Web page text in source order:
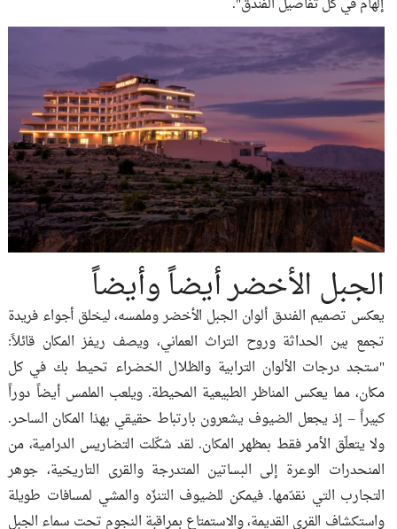
الجبل الأخضر أيضاً وأيضاً
يعكس تصميم الفندق ألوان الجبل الأخضر وملمسه، ليخلق أجواء فريدة
تجمع بين الحداثة وروح التراث العماني، ويصف ريفز المكان قائلاً:
"ستجد درجات الألوان الترابية والظلال الخضراء تحيط بك في كل
مكان، مما يعكس المناظر الطبيعية المحيطة. ويلعب الملمس أيضاً دوراً
كبيراً – إذ يجعل الضيوف يشعرون بارتباط حقيقي بهذا المكان الساحر.
ولا يتعلّق الأمر فقط بمظهر المكان. لقد شكّلت التضاريس الدرامية، من
المنحدرات الوعرة إلى البساتين المتدرجة والقرى التاريخية، جوهر
التجارب التي نقدّمها. فيمكن للضيوف التنزّه والمشي لمسافات طويلة
واستكشاف القرى القديمة، والاستمتاع بمراقبة النجوم تحت سماء الجبل